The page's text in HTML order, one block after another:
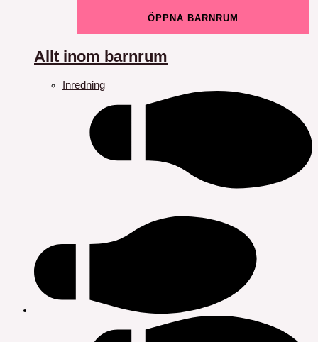
ÖPPNA BARNRUM
Allt inom barnrum
Inredning